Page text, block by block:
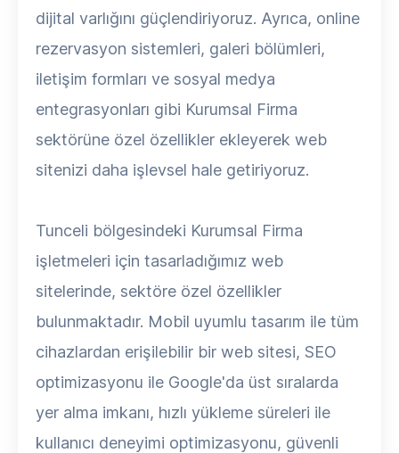
dijital varlığını güçlendiriyoruz. Ayrıca, online
rezervasyon sistemleri, galeri bölümleri,
iletişim formları ve sosyal medya
entegrasyonları gibi Kurumsal Firma
sektörüne özel özellikler ekleyerek web
sitenizi daha işlevsel hale getiriyoruz.
Tunceli bölgesindeki Kurumsal Firma
işletmeleri için tasarladığımız web
sitelerinde, sektöre özel özellikler
bulunmaktadır. Mobil uyumlu tasarım ile tüm
cihazlardan erişilebilir bir web sitesi, SEO
optimizasyonu ile Google'da üst sıralarda
yer alma imkanı, hızlı yükleme süreleri ile
kullanıcı deneyimi optimizasyonu, güvenli